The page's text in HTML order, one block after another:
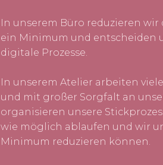
In unserem Büro reduzieren
ein Minimum und entscheiden
digitale Prozesse.
In unserem Atelier arbeiten
und mit großer Sorgfalt an
organisieren unsere
wie möglich ablaufen und wir
Minimum reduzieren können.